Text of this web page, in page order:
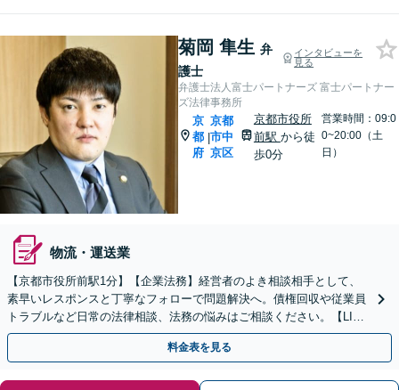
菊岡 隼生 弁
護士
インタビューを
見る
弁護士法人富士パートナーズ 富士パートナー
ズ法律事務所
京
都
府
|
京都
市中
京区
京都市役所
前駅 から徒
歩0分
営業時間：09:0
0~20:00（土
日）
物流・運送業
【京都市役所前駅1分】【企業法務】経営者のよき相談相手として、
素早いレスポンスと丁寧なフォローで問題解決へ。債権回収や従業員
トラブルなど日常の法律相談、法務の悩みはご相談ください。【LINE
相談可能】【土日対応可能】【初回面談1時間無料】
料金表を見る